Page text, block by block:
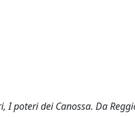
I poteri dei Canossa. Da